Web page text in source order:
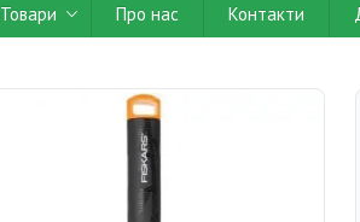
Товари Про нас Контакти